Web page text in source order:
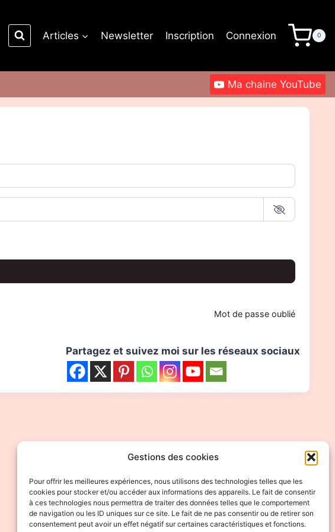
Gestions des cookies
Pour offrir les meilleures expériences, nous utilisons des technologies telles que les
cookies pour stocker et/ou accéder aux informations des appareils. Le fait de consentir
à ces technologies nous permettra de traiter des données telles que le comportement
de navigation ou les ID uniques sur ce site. Le fait de ne pas consentir ou de retirer son
consentement peut avoir un effet négatif sur certaines caractéristiques et fonctions.
Articles Newsletter Inscription Connexion 0
Ma chaine YouTube
Mot de passe oublié
Partagez et suivez moi sur les réseaux sociaux